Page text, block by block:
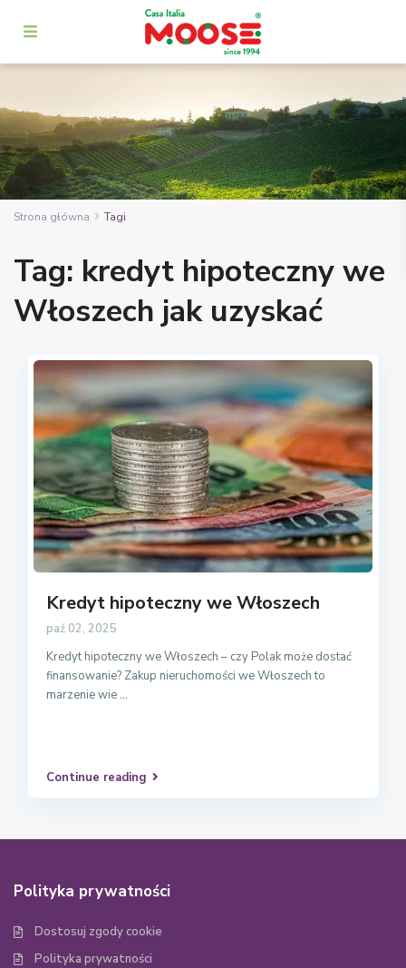
Strona główna Tagi
Tag: kredyt hipoteczny we
Włoszech jak uzyskać
Kredyt hipoteczny we Włoszech
paź 02, 2025
Kredyt hipoteczny we Włoszech – czy Polak może dostać
finansowanie? Zakup nieruchomości we Włoszech to
marzenie wie...
Continue reading
Polityka prywatności
Dostosuj zgody cookie
Polityka prywatności